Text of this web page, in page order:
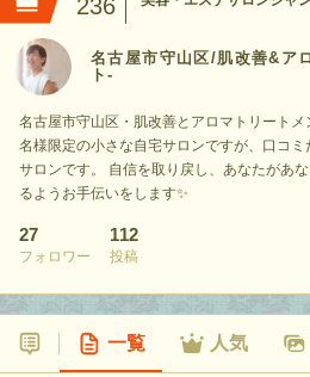
236
名古屋市守山区/肌改善&ア
ト-
名古屋市守山区・肌改善とアロマトリート
名様限定の小さな自宅サロンですが、口コ
サロンです。 自信を取り戻し、あなたがあ
るようお手伝いをします✨
27
フォロワー
112
投稿
一覧 人気